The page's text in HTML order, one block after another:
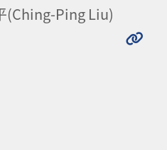
(Ching-Ping Liu)